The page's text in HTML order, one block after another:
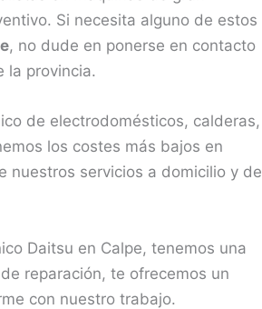
Si necesita alguno de estos
, no dude en ponerse en contacto
la provincia.
de electrodomésticos, calderas,
los costes más bajos en
nuestros servicios a domicilio y de
Daitsu en Calpe, tenemos una
reparación, te ofrecemos un
con nuestro trabajo.